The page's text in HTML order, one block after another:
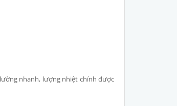
nhanh, lượng nhiệt chính được